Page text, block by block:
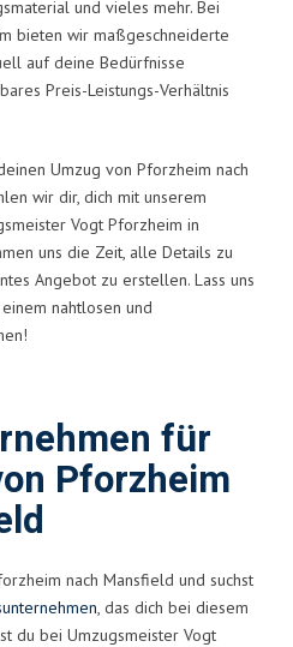
und vieles mehr. Bei
bieten wir maßgeschneiderte
auf deine Bedürfnisse
Preis-Leistungs-Verhältnis
Umzug von Pforzheim nach
wir dir, dich mit unserem
Vogt Pforzheim in
uns die Zeit, alle Details zu
Angebot zu erstellen. Lass uns
nahtlosen und
für
Pforzheim
nach Mansfield und suchst
, das dich bei diesem
du bei Umzugsmeister Vogt